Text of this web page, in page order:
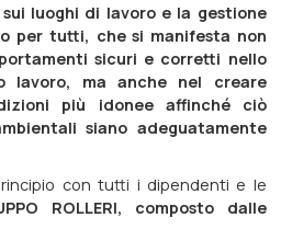
luoghi di lavoro e la gestione
per tutti, che si manifesta non
sicuri e corretti nello
lavoro, ma anche nel creare
più idonee affinché ciò
siano adeguatamente
con tutti i dipendenti e le
ROLLERI, composto dalle